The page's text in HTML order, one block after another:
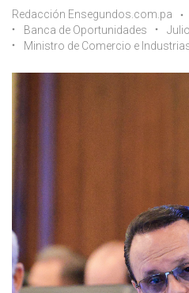
Redacción Ensegundos.com.pa
Banca de Oportunidades
Ministro de Comercio e